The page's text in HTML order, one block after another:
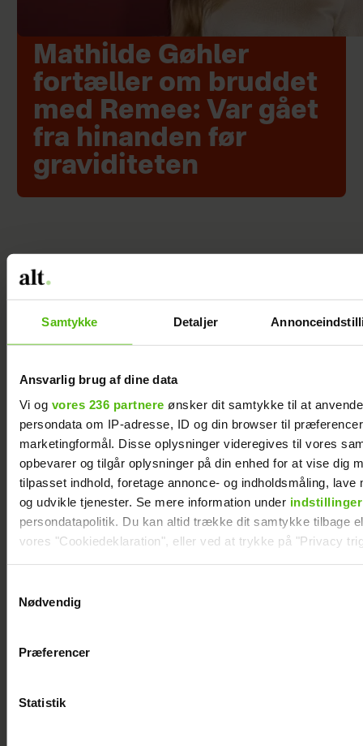
Samtykke Detaljer
Ansvarlig brug af dine data
Vi og vores 236 partnere ønsker dit samtykke til at
persondata om IP-adresse, ID og din browser til
marketingformål. Disse oplysninger videregives til vores
opbevarer og tilgår oplysninger på din enhed for at vise dig
tilpasset indhold, foretage annonce- og indholdsmåling, lave
og udvikle tjenester. Se mere information under indstillinger
persondatapolitik. Du kan altid trække dit samtykke tilbage
vores "Cookiedeklaration", eller ved at trykke på "Privacy
Vi anvender egne cookies og cookies fra tredjeparter til at
generere statistik og huske dine præferencer samt til brug
Nødvendig
Præferencer
Statistik
Mathilde Gøhler
fortæller om bruddet
med Remee: Var gået
fra hinanden før
graviditeten
Afslører familieforøgelse:
Philine Roepstorff og Jacob
Bruun Larsen venter barn